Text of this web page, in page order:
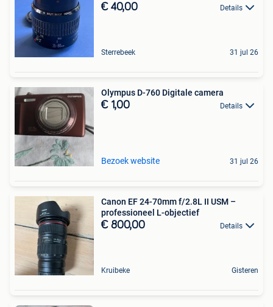
€ 40,00 Details
Sterrebeek 31 jul 26
Olympus D-760 Digitale camera
€ 1,00 Details
Bezoek website 31 jul 26
Canon EF 24-70mm f/2.8L II USM –
professioneel L-objectief
€ 800,00 Details
Kruibeke Gisteren